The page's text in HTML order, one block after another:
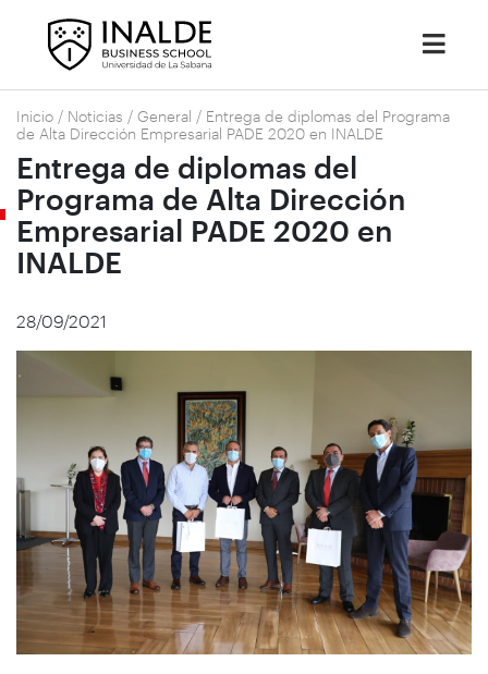
Inicio / Noticias / General / Entrega de diplomas del Programa
de Alta Dirección Empresarial PADE 2020 en INALDE
Entrega de diplomas del
Programa de Alta Dirección
Empresarial PADE 2020 en
INALDE
28/09/2021